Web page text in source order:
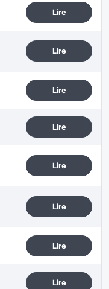
Lire
Lire
Lire
Lire
Lire
Lire
Lire
Lire